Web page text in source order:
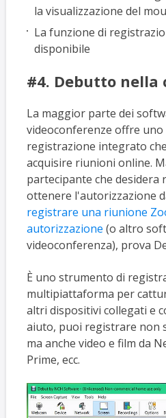
la visualizzazione del
La funzione di
disponibile
#4. Debutto
La maggior parte dei
videoconferenze offre
registrazione integrato
acquisire riunioni online.
partecipante che desidera
ottenere l'autorizzazione
registrare una riunione
autorizzazione (o altro
videoconferenza), prova
È uno strumento di
multipiattaforma per
altri dispositivi collegati e
aiuto, puoi registrare non
ma anche video e film da
Prime, ecc.